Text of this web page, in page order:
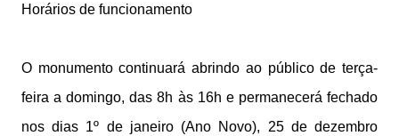
Horários de funcionamento
O monumento continuará abrindo ao público de terça-
feira a domingo, das 8h às 16h e permanecerá fechado
nos dias 1º de janeiro (Ano Novo), 25 de dezembro